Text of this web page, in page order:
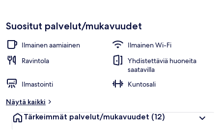
Suositut palvelut/mukavuudet
Ilmainen aamiainen
Ilmainen Wi-Fi
Ravintola
Yhdistettäviä huoneita
saatavilla
Ilmastointi
Kuntosali
Näytä kaikki
Tärkeimmät palvelut/mukavuudet (12)